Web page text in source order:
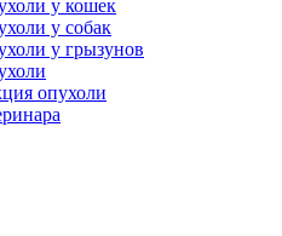
у кошек
у собак
у грызунов
опухоли